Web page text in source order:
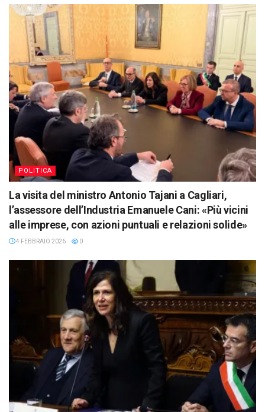
POLITICA
La visita del ministro Antonio Tajani a Cagliari,
l’assessore dell’Industria Emanuele Cani: «Più vicini
alle imprese, con azioni puntuali e relazioni solide»
4 FEBBRAIO 2026 0